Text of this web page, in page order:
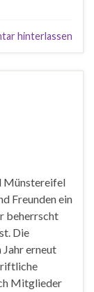
hinterlassen
Münstereifel
Freunden ein
beherrscht
Die
erneut
Mitglieder